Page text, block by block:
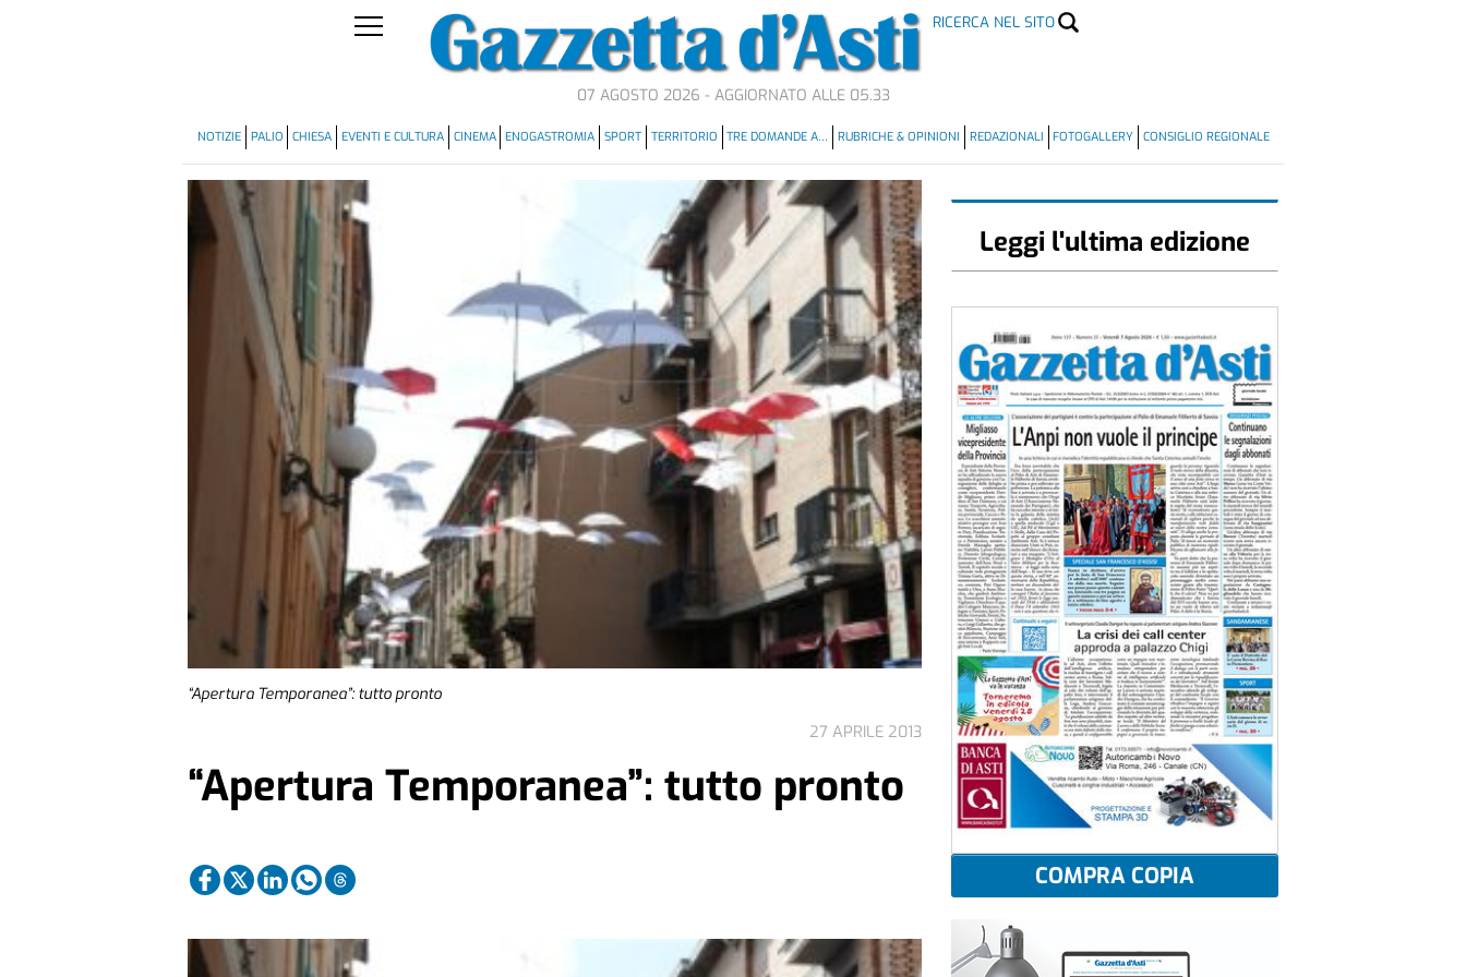
RICERCA NEL SITO
07 AGOSTO 2026 - AGGIORNATO ALLE 05.33
NOTIZIE PALIO CHIESA EVENTI E CULTURA CINEMA ENOGASTROMIA SPORT TERRITORIO TRE DOMANDE A… RUBRICHE & OPINIONI REDAZIONALI FOTOGALLERY CONSIGLIO REGIONALE
“Apertura Temporanea”: tutto pronto
27 APRILE 2013
“Apertura Temporanea”: tutto pronto
Leggi l'ultima edizione
COMPRA COPIA